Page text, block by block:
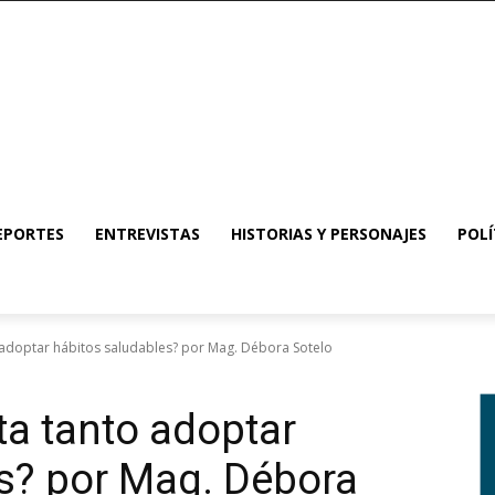
ENTREVISTAS HISTORIAS Y PERSONAJES
hábitos saludables? por Mag. Débora Sotelo
tanto adoptar
por Mag. Débora